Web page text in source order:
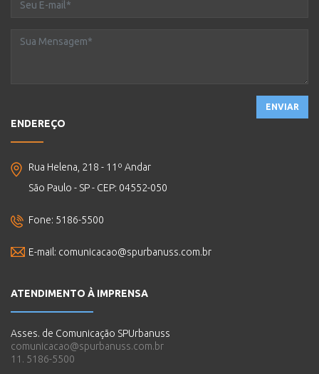
ENVIAR
ENDEREÇO
Rua Helena, 218 - 11º Andar
São Paulo - SP - CEP: 04552-050
Fone: 5186-5500
E-mail: comunicacao@spurbanuss.com.br
ATENDIMENTO À IMPRENSA
Asses. de Comunicação SPUrbanuss
comunicacao@spurbanuss.com.br
11. 5186-5500